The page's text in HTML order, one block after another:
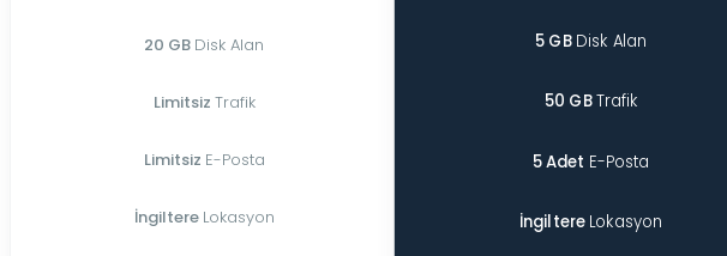
20 GB Disk Alan
Limitsiz Trafik
Limitsiz E-Posta
İngiltere Lokasyon
5 GB Disk Alan
50 GBTrafik
5 Adet E-Posta
İngiltere Lokasyon